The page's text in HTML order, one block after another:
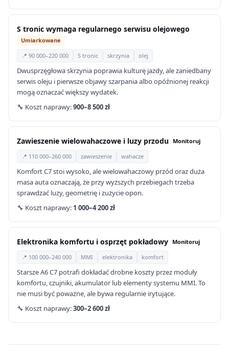
S tronic wymaga regularnego serwisu olejowego
Umiarkowane
📍 90 000–220 000
S tronic skrzynia olej
Dwusprzęgłowa skrzynia poprawia kulturę jazdy, ale zaniedbany
serwis oleju i pierwsze objawy szarpania albo opóźnionej reakcji
mogą oznaczać większy wydatek.
🔧 Koszt naprawy:900–8 500 zł
Zawieszenie wielowahaczowe i luzy przodu Monitoruj
📍 110 000–260 000 zawieszenie wahacze
Komfort C7 stoi wysoko, ale wielowahaczowy przód oraz duża
masa auta oznaczają, że przy wyższych przebiegach trzeba
sprawdzać luzy, geometrię i zużycie opon.
🔧 Koszt naprawy: 1 000–4 200 zł
Elektronika komfortu i osprzęt pokładowy Monitoruj
📍 100 000–240 000 MMI elektronika komfort
Starsze A6 C7 potrafi dokładać drobne koszty przez moduły
komfortu, czujniki, akumulator lub elementy systemu MMI. To
nie musi być poważne, ale bywa regularnie irytujące.
🔧 Koszt naprawy:300–2 600 zł